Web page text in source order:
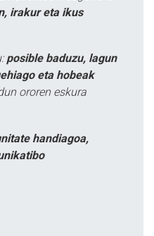
irakur eta ikus
posible baduzu, lagun
eta hobeak
ororen eskura
handiagoa,